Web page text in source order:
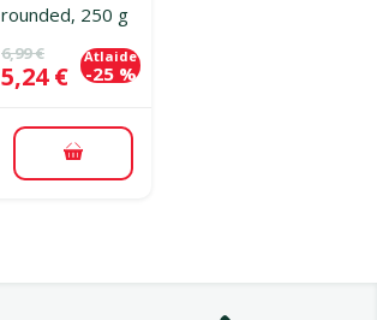
rounded, 250 g
Oriģinālā cena
6,99 €
Cena
5,24 €
Atlaide
-25 %
Pievienot grozam